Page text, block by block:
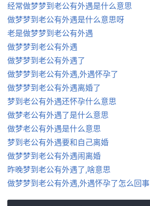
经常做梦梦到老公有外遇是什么意思
做梦梦到老公有外遇是什么意思呀
老是做梦梦到老公有外遇
做梦梦到老公有外遇
做梦梦到老公有外遇了
做梦梦到老公有外遇,外遇怀孕了
做梦梦到老公有外遇离婚了
梦到老公有外遇还怀孕什么意思
做梦老公有外遇了是什么意思
做梦老公有外遇是什么意思
梦到老公有外遇要和自己离婚
做梦梦到老公有外遇闹离婚
昨晚梦到老公有外遇了,啥意思
做梦梦到老公有外遇,外遇怀孕了怎么回事